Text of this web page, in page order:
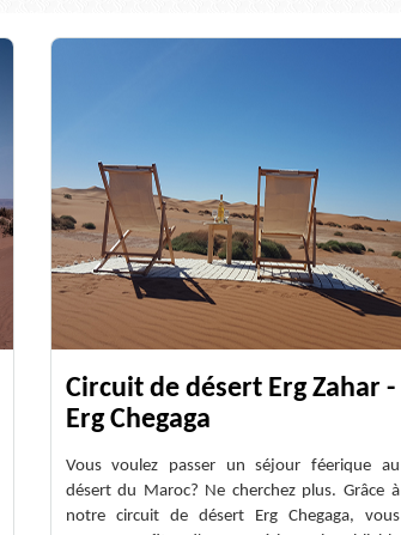
Circuit de désert Erg Zahar -
Erg Chegaga
Vous voulez passer un séjour féerique au
désert du Maroc? Ne cherchez plus. Grâce à
notre circuit de désert Erg Chegaga, vous